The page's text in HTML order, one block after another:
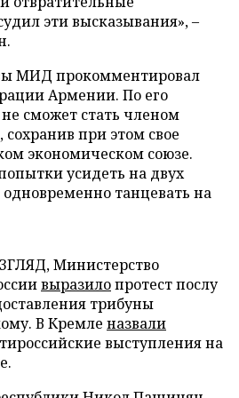
эти высказывания», –
МИД прокомментировал
Армении. По его
сможет стать членом
сохранив при этом свое
экономическом союзе.
усидеть на двух
танцевать на
Министерство
выразилопротест послу
трибуны
В Кремле назвали
выступления на